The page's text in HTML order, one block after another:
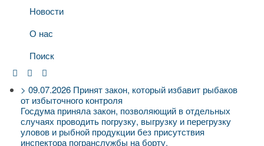
Новости
О нас
Поиск
> 09.07.2026 Принят закон, который избавит рыбаков
от избыточного контроля
Госдума приняла закон, позволяющий в отдельных
случаях проводить погрузку, выгрузку и перегрузку
уловов и рыбной продукции без присутствия
инспектора погранслужбы на борту.